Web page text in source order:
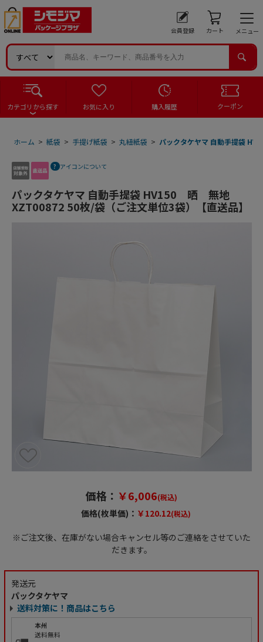
会員登録 カート メニュー
カテゴリから探す お気に入り 購入履歴 クーポン
ホーム > 紙袋 > 手提げ紙袋 > 丸紐紙袋 > パックタケヤマ 自動手提袋
アイコンについて
パックタケヤマ 自動手提袋 HV150 晒 無地
XZT00872 50枚/袋（ご注文単位3袋）【直送品】
価格： ￥6,006(税込)
価格(枚単価)： ￥120.12(税込)
※ご注文後、在庫がない場合キャンセル等のご連絡をさせていた
だきます。
発送元
パックタケヤマ
送料対策に！商品はこちら
本州
送料無料